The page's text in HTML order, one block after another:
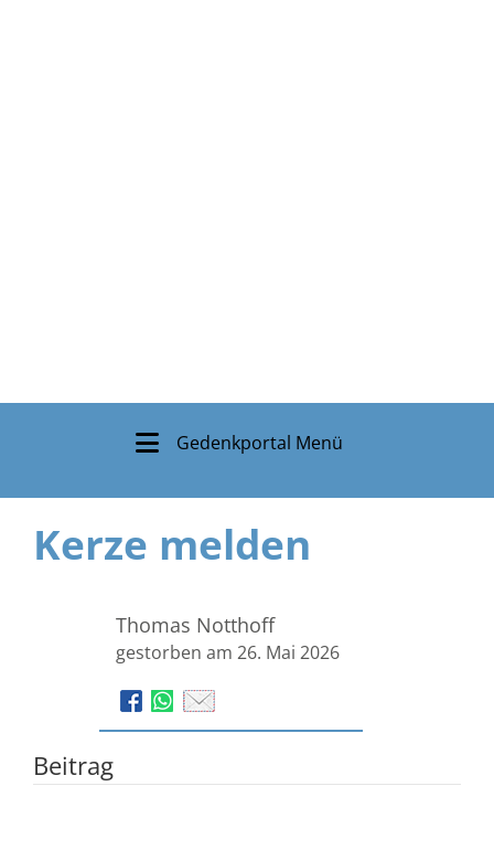
Gedenkportal Menü
Kerze melden
Thomas Notthoff
gestorben am 26. Mai 2026
Beitrag